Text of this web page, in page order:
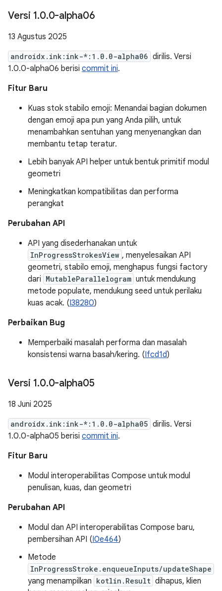
Versi 1.0.0-alpha06
13 Agustus 2025
androidx.ink:ink-*:1.0.0-alpha06 dirilis. Versi
1.0.0-alpha06 berisi commit ini.
Fitur Baru
Kuas stok stabilo emoji: Menandai bagian dokumen
dengan emoji apa pun yang Anda pilih, untuk
menambahkan sentuhan yang menyenangkan dan
membantu tetap teratur.
Lebih banyak API helper untuk bentuk primitif modul
geometri
Meningkatkan kompatibilitas dan performa
perangkat
Perubahan API
API yang disederhanakan untuk
InProgressStrokesView , menyelesaikan API
geometri, stabilo emoji, menghapus fungsi factory
dari MutableParallelogram untuk mendukung
metode populate, mendukung seed untuk perilaku
kuas acak. (I38280)
Perbaikan Bug
Memperbaiki masalah performa dan masalah
konsistensi warna basah/kering. (Ifcd1d)
Versi 1.0.0-alpha05
18 Juni 2025
androidx.ink:ink-*:1.0.0-alpha05 dirilis. Versi
1.0.0-alpha05 berisi commit ini.
Fitur Baru
Modul interoperabilitas Compose untuk modul
penulisan, kuas, dan geometri
Perubahan API
Modul dan API interoperabilitas Compose baru,
pembersihan API (I0e464)
Metode
InProgressStroke.enqueueInputs/updateShape
yang menampilkan kotlin.Result dihapus, klien